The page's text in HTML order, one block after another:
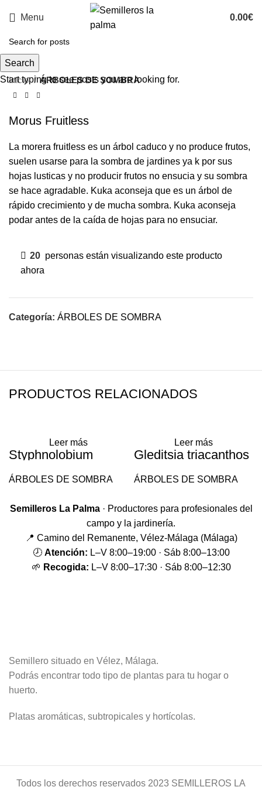
Menu 0.00€
Inicio ÁRBOLES DE SOMBRA
Morus Fruitless
La morera fruitless es un árbol caduco y no produce frutos,
suelen usarse para la sombra de jardines ya k por sus
hojas lusticas y no producir frutos no ensucia y su sombra
se hace agradable. Kuka aconseja que es un árbol de
rápido crecimiento y de mucha sombra. Kuka aconseja
podar antes de la caída de hojas para no ensuciar.
20 personas están visualizando este producto
ahora
Categoría: ÁRBOLES DE SOMBRA
PRODUCTOS RELACIONADOS
Leer más
Styphnolobium
japonica
ÁRBOLES DE SOMBRA
Leer más
Gleditsia triacanthos
ÁRBOLES DE SOMBRA
Semilleros La Palma· Productores para profesionales del
campo y la jardinería.
📍 Camino del Remanente, Vélez-Málaga (Málaga)
🕗 Atención: L–V 8:00–19:00 · Sáb 8:00–13:00
🌱 Recogida: L–V 8:00–17:30 · Sáb 8:00–12:30
Semillero situado en Vélez, Málaga.
Podrás encontrar todo tipo de plantas para tu hogar o
huerto.
Platas aromáticas, subtropicales y hortícolas.
Todos los derechos reservados 2023 SEMILLEROS LA
Search
Start typing to see posts you are looking for.